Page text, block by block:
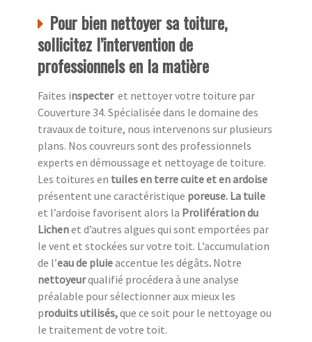
Pour bien nettoyer sa toiture,
sollicitez l’intervention de
professionnels en la matière
Faites inspecter et nettoyer votre toiture par
Couverture 34. Spécialisée dans le domaine des
travaux de toiture, nous intervenons sur plusieurs
plans. Nos couvreurs sont des professionnels
experts en démoussage et nettoyage de toiture.
Les toitures en tuiles en terre cuite et en ardoise
présentent une caractéristique poreuse. La tuile
et l’ardoise favorisent alors la Prolifération du
Lichenet d’autres algues qui sont emportées par
le vent et stockées sur votre toit. L’accumulation
de l’eau de pluieaccentue les dégâts. Notre
nettoyeurqualifié procédera à une analyse
préalable pour sélectionner aux mieux les
produits utilisés,que ce soit pour le nettoyage ou
le traitement de votre toit.